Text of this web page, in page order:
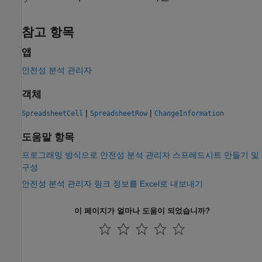
참고 항목
앱
안전성 분석 관리자
객체
SpreadsheetCell | SpreadsheetRow | ChangeInformation
도움말 항목
프로그래밍 방식으로 안전성 분석 관리자 스프레드시트 만들기 및
구성
안전성 분석 관리자 링크 정보를 Excel로 내보내기
이 페이지가 얼마나 도움이 되었습니까?